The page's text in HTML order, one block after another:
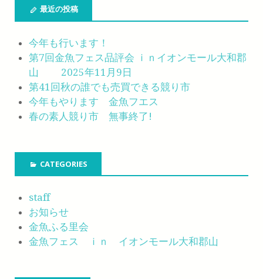
最近の投稿
今年も行います！
第7回金魚フェス品評会 ｉｎイオンモール大和郡
山 2025年11月9日
第41回秋の誰でも売買できる競り市
今年もやります 金魚フエス
春の素人競り市 無事終了!
CATEGORIES
staff
お知らせ
金魚ふる里会
金魚フェス ｉｎ イオンモール大和郡山